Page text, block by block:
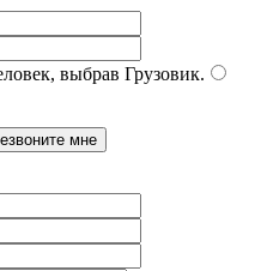
выбрав Грузовик.